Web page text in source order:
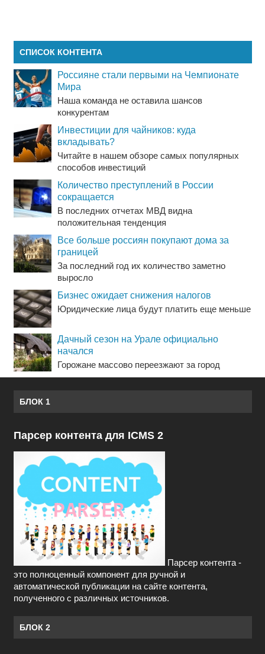
СПИСОК КОНТЕНТА
Россияне стали первыми на Чемпионате
Мира
Наша команда не оставила шансов
конкурентам
Инвестиции для чайников: куда
вкладывать?
Читайте в нашем обзоре самых популярных
способов инвестиций
Количество преступлений в России
сокращается
В последних отчетах МВД видна
положительная тенденция
Все больше россиян покупают дома за
границей
За последний год их количество заметно
выросло
Бизнес ожидает снижения налогов
Юридические лица будут платить еще меньше
Дачный сезон на Урале официально
начался
Горожане массово переезжают за город
БЛОК 1
Парсер контента для ICMS 2
Парсер контента -
это полноценный компонент для ручной и
автоматической публикации на сайте контента,
полученного с различных источников.
БЛОК 2